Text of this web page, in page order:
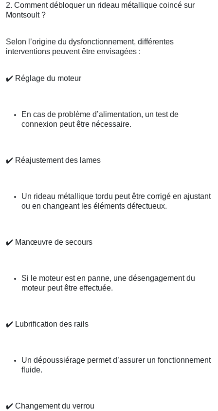
2. Comment débloquer un rideau métallique coincé sur
Montsoult ?
Selon l’origine du dysfonctionnement, différentes
interventions peuvent être envisagées :
✔️ Réglage du moteur
En cas de problème d’alimentation, un test de
connexion peut être nécessaire.
✔️ Réajustement des lames
Un rideau métallique tordu peut être corrigé en ajustant
ou en changeant les éléments défectueux.
✔️ Manœuvre de secours
Si le moteur est en panne, une désengagement du
moteur peut être effectuée.
✔️ Lubrification des rails
Un dépoussiérage permet d’assurer un fonctionnement
fluide.
✔️ Changement du verrou